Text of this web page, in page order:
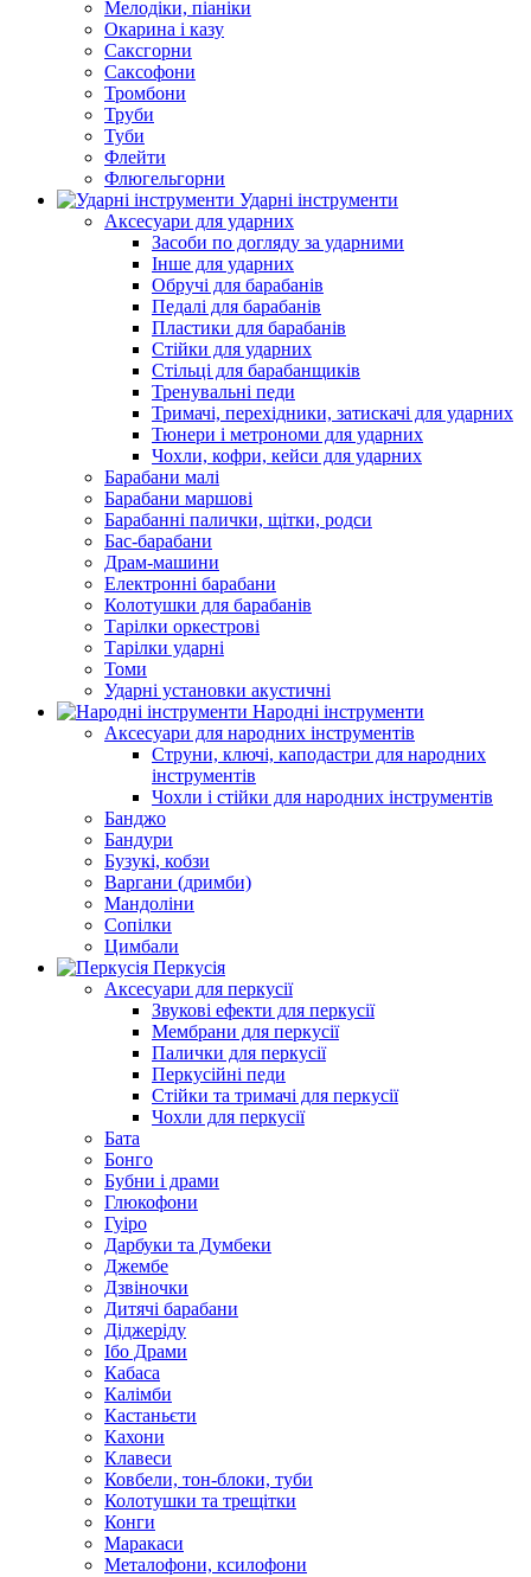
Мелодіки, піаніки
Окарина і казу
Саксгорни
Саксофони
Тромбони
Труби
Туби
Флейти
Флюгельгорни
Ударні інструменти
Аксесуари для ударних
Засоби по догляду за ударними
Інше для ударних
Обручі для барабанів
Педалі для барабанів
Пластики для барабанів
Стійки для ударних
Стільці для барабанщиків
Тренувальні педи
Тримачі, перехідники, затискачі для ударних
Тюнери і метрономи для ударних
Чохли, кофри, кейси для ударних
Барабани малі
Барабани маршові
Барабанні палички, щітки, родси
Бас-барабани
Драм-машини
Електронні барабани
Колотушки для барабанів
Тарілки оркестрові
Тарілки ударні
Томи
Ударні установки акустичні
Народні інструменти
Аксесуари для народних інструментів
Струни, ключі, каподастри для народних
інструментів
Чохли і стійки для народних інструментів
Банджо
Бандури
Бузукі, кобзи
Варгани (дримби)
Мандоліни
Сопілки
Цимбали
Перкусія
Аксесуари для перкусії
Звукові ефекти для перкусії
Мембрани для перкусії
Палички для перкусії
Перкусійні педи
Стійки та тримачі для перкусії
Чохли для перкусії
Бата
Бонго
Бубни і драми
Глюкофони
Гуіро
Дарбуки та Думбеки
Джембе
Дзвіночки
Дитячі барабани
Діджеріду
Ібо Драми
Кабаса
Калімби
Кастаньєти
Кахони
Клавеси
Ковбели, тон-блоки, туби
Колотушки та трещітки
Конги
Маракаси
Металофони, ксилофони